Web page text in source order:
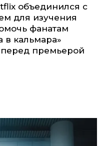
объединился с
для изучения
фанатам
в кальмара»
премьерой